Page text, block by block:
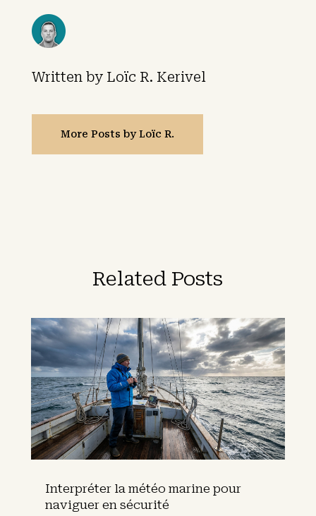
Written by Loïc R. Kerivel
More Posts by Loïc R.
Related Posts
Interpréter la météo marine pour
naviguer en sécurité